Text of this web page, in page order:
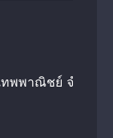
ทพพาณิชย์ จํากัด (